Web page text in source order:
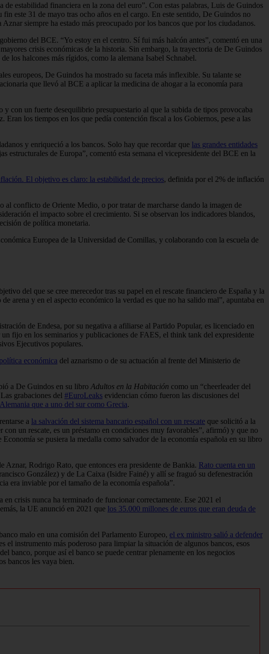
estabilidad financiera en la zona del euro”. Con estas palabras, Luis de Guindos
este 31 de mayo tras ocho años en el cargo. En este sentido, De Guindos no
siempre ha estado más preocupado por los bancos que por los ciudadanos.
del BCE. “Yo estoy en el centro. Sí fui más halcón antes”, comentó en una
crisis económicas de la historia. Sin embargo, la trayectoria de De Guindos
los halcones más rígidos, como la alemana Isabel Schnabel.
europeos, De Guindos ha mostrado su faceta más inflexible. Su talante se
que llevó al BCE a aplicar la medicina de ahogar a la economía para
con un fuerte desequilibrio presupuestario al que la subida de tipos provocaba
Eran los tiempos en los que pedía contención fiscal a los Gobiernos, pese a las
y enriqueció a los bancos. Solo hay que recordar que las grandes entidades
estructurales de Europa”, comentó esta semana el vicepresidente del BCE en la
El objetivo es claro: la estabilidad de precios, definida por el 2% de inflación
al conflicto de Oriente Medio, o por tratar de marcharse dando la imagen de
el impacto sobre el crecimiento. Si se observan los indicadores blandos,
de política monetaria.
Europea de la Universidad de Comillas, y colaborando con la escuela de
del que se cree merecedor tras su papel en el rescate financiero de España y la
arena y en el aspecto económico la verdad es que no ha salido mal”, apuntaba en
de Endesa, por su negativa a afiliarse al Partido Popular, es licenciado en
fijo en los seminarios y publicaciones de FAES, el think tank del expresidente
Ejecutivos populares.
económica del aznarismo o de su actuación al frente del Ministerio de
a De Guindos en su libro Adultos en la Habitación como un “cheerleader del
grabaciones del #EuroLeaks evidencian cómo fueron las discusiones del
que a uno del sur como Grecia.
a la salvación del sistema bancario español con un rescate que solicitó a la
un rescate, es un préstamo en condiciones muy favorables”, afirmó) y que no
se pusiera la medalla como salvador de la economía española en su libro
Aznar, Rodrigo Rato, que entonces era presidente de Bankia. Rato cuenta en un
González) y de La Caixa (Isidre Fainé) y allí se fraguó su defenestración
era inviable por el tamaño de la economía española”.
crisis nunca ha terminado de funcionar correctamente. Ese 2021 el
la UE anunció en 2021 que los 35.000 millones de euros que eran deuda de
malo en una comisión del Parlamento Europeo, el ex ministro salió a defender
instrumento más poderoso para limpiar la situación de algunos bancos, esos
banco, porque así el banco se puede centrar plenamente en los negocios
bancos les vaya bien.